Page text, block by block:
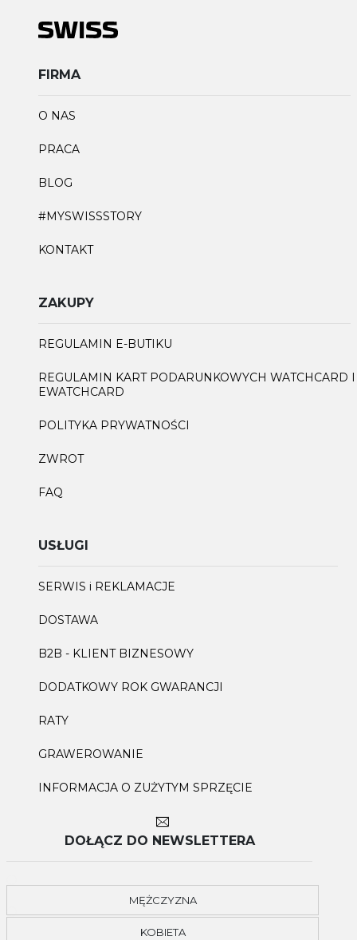
FIRMA
O NAS
PRACA
BLOG
#MYSWISSSTORY
KONTAKT
ZAKUPY
REGULAMIN E-BUTIKU
REGULAMIN KART PODARUNKOWYCH WATCHCARD I
EWATCHCARD
POLITYKA PRYWATNOŚCI
ZWROT
FAQ
USŁUGI
SERWIS i REKLAMACJE
DOSTAWA
B2B - KLIENT BIZNESOWY
DODATKOWY ROK GWARANCJI
RATY
GRAWEROWANIE
INFORMACJA O ZUŻYTYM SPRZĘCIE
DOŁĄCZ DO NEWSLETTERA
MĘŻCZYZNA
KOBIETA